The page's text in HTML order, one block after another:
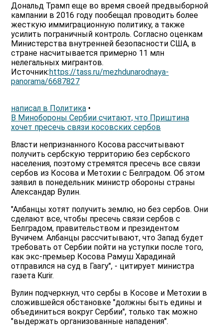
Дональд Трамп еще во время своей предвыборной
кампании в 2016 году пообещал проводить более
жесткую иммиграционную политику, а также
усилить пограничный контроль. Согласно оценкам
Министерства внутренней безопасности США, в
стране насчитывается примерно 11 млн
нелегальных мигрантов.
Источник:https://tass.ru/mezhdunarodnaya-
panorama/6687827
написал в Политика •
В Минобороны Сербии считают, что Приштина
хочет пресечь связи косовских сербов
Власти непризнанного Косова рассчитывают
получить сербскую территорию без сербского
населения, поэтому стремятся пресечь все связи
сербов из Косова и Метохии с Белградом. Об этом
заявил в понедельник министр обороны страны
Александар Вулин.
"Албанцы хотят получить землю, но без сербов. Они
сделают все, чтобы пресечь связи сербов с
Белградом, правительством и президентом
Вучичем. Албанцы рассчитывают, что Запад будет
требовать от Сербии пойти на уступки после того,
как экс-премьер Косова Рамуш Харадинай
отправился на суд в Гаагу", - цитирует министра
газета Kurir.
Вулин подчеркнул, что сербы в Косове и Метохии в
сложившейся обстановке "должны быть едины и
объединиться вокруг Сербии", только так можно
"выдержать организованные нападения".